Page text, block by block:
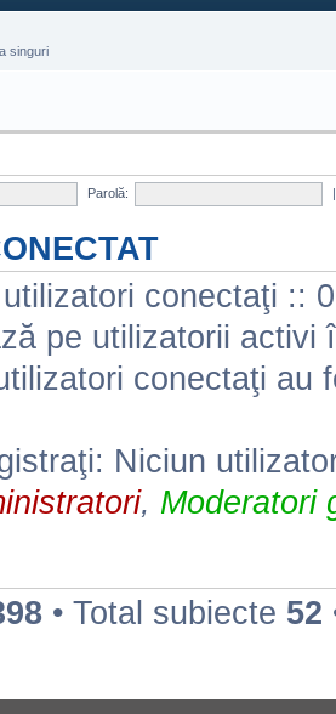
singuri
Parolă:
utilizatori conectaţi ::
pe utilizatorii activi
conectaţi au
Niciun
, Moderatori
• Total subiecte 52